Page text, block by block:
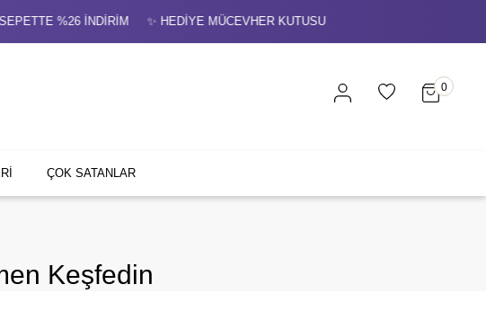
KUTUSU ✨ ÜCRETSİZ SİGORTALI KARGO 💳 VADE FARKSIZ 3
0
ÇOK SATANLAR
Keşfedin